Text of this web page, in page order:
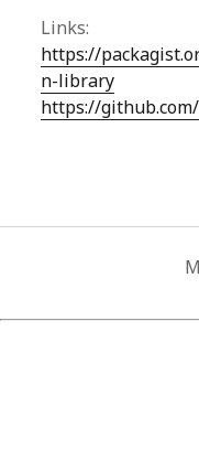
Links:
https://
n-library
https://